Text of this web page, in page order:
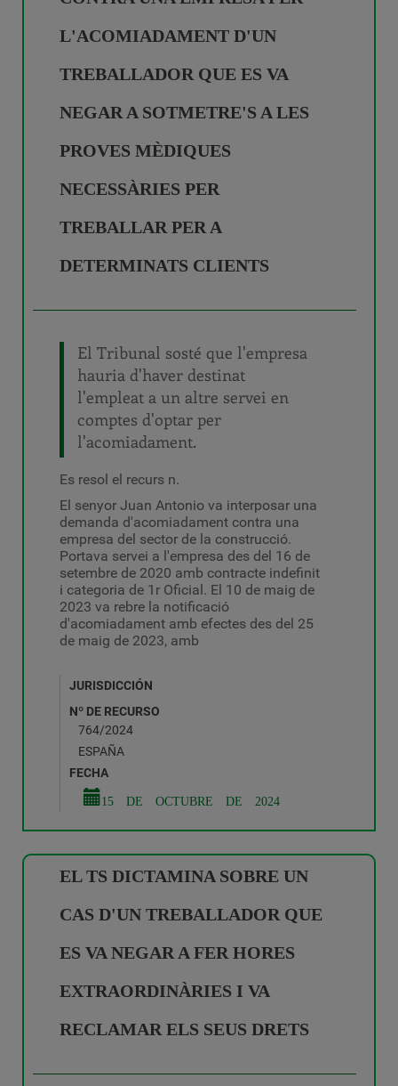
L'ACOMIADAMENT D'UN
TREBALLADOR QUE ES VA
NEGAR A SOTMETRE'S A LES
PROVES MÈDIQUES
NECESSÀRIES PER
TREBALLAR PER A
DETERMINATS CLIENTS
El Tribunal sosté que l'empresa
hauria d'haver destinat
l'empleat a un altre servei en
comptes d'optar per
l'acomiadament.
Es resol el recurs n.
El senyor Juan Antonio va interposar una
demanda d'acomiadament contra una
empresa del sector de la construcció.
Portava servei a l'empresa des del 16 de
setembre de 2020 amb contracte indefinit
i categoria de 1r Oficial. El 10 de maig de
2023 va rebre la notificació
d'acomiadament amb efectes des del 25
de maig de 2023, amb
JURISDICCIÓN
Nº DE RECURSO
764/2024
ESPAÑA
FECHA
15 DE OCTUBRE DE 2024
EL TS DICTAMINA SOBRE UN
CAS D'UN TREBALLADOR QUE
ES VA NEGAR A FER HORES
EXTRAORDINÀRIES I VA
RECLAMAR ELS SEUS DRETS